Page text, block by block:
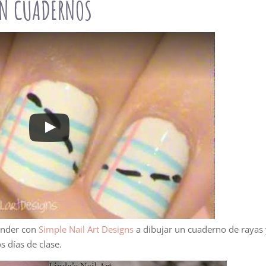
CUADERNOS
con Simple Nail Art Designs a dibujar un cuaderno de rayas
días de clase.